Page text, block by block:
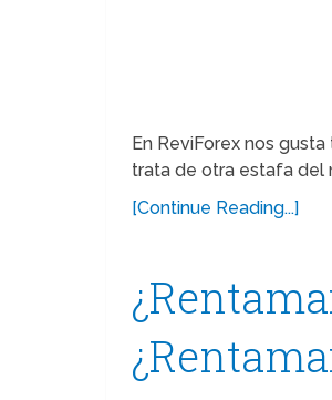
En ReviForex nos
trata de otra estafa del
[Continue Reading...]